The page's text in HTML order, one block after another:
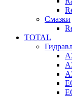
Смазки
TOTAL